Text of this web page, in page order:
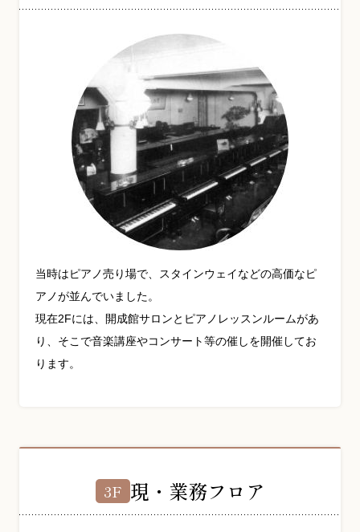
当時はピアノ売り場で、スタインウェイなどの高価なピ
アノが並んでいました。
現在2Fには、開成館サロンとピアノレッスンルームがあ
り、そこで音楽講座やコンサート等の催しを開催してお
ります。
3F 現・業務フロア